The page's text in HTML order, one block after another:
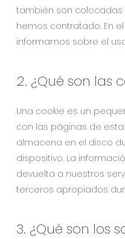
también son
hemos contratado. En
informamos sobre el
2. ¿Qué son las
Una cookie es un
con las páginas de
almacena en el disco
dispositivo. La
devuelta a nuestros
terceros apropiados
3. ¿Qué son los